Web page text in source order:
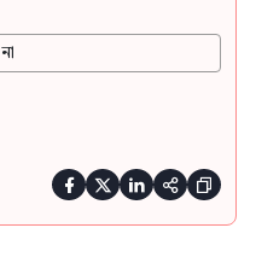
না
    